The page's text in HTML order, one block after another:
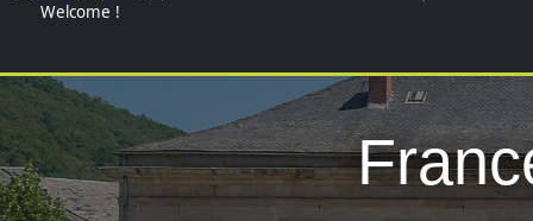
Welcome !